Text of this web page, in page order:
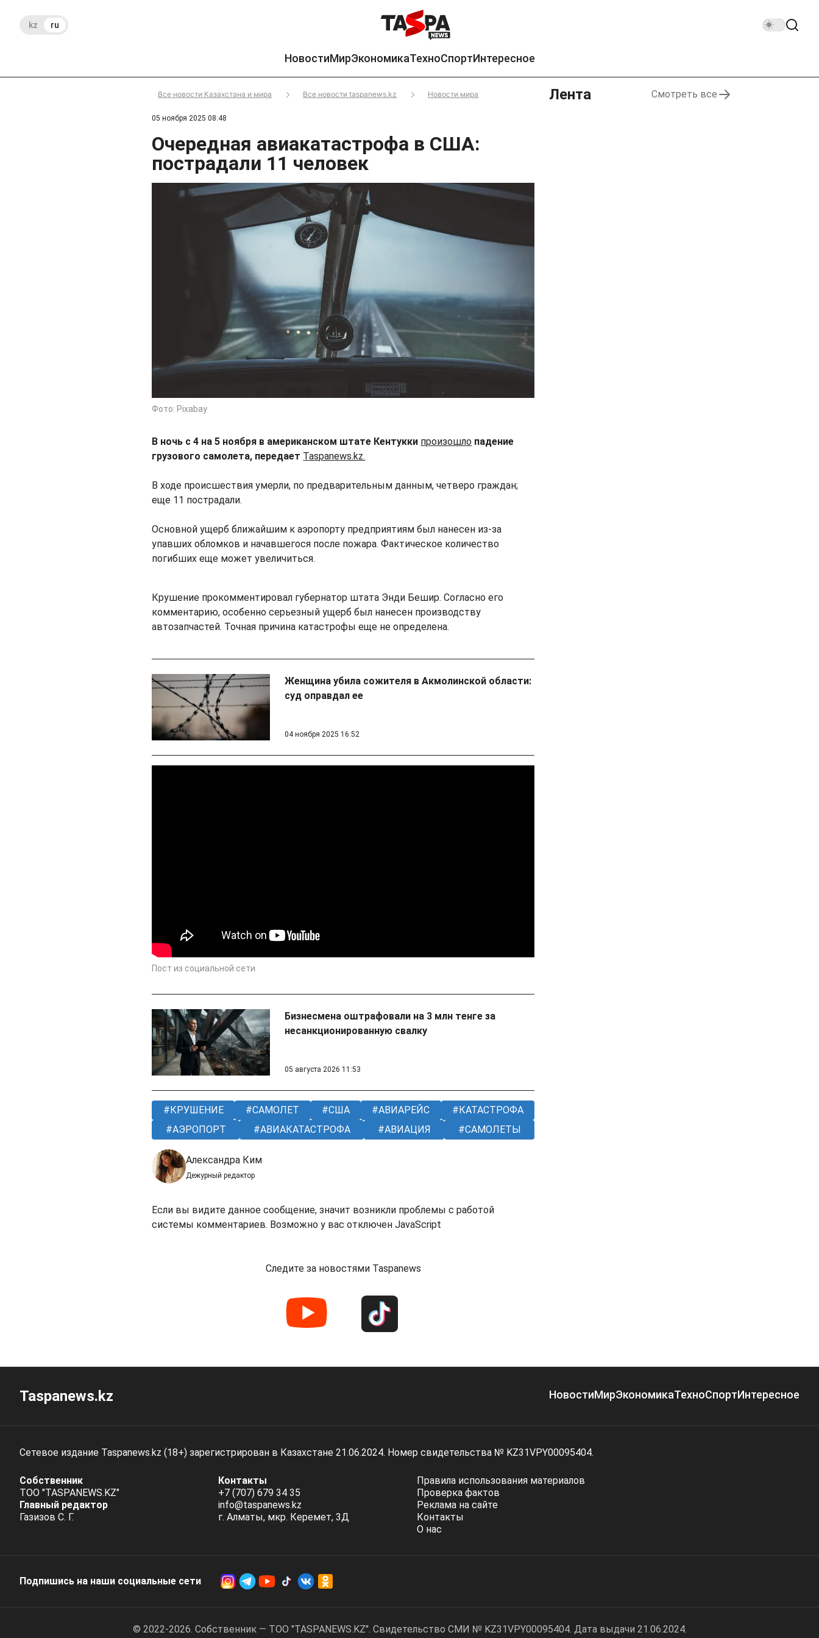
kz ru
НовостиМирЭкономикаТехноСпортИнтересное
Все новости Казахстана и мира Все новости taspanews.kz Новости мира
05 ноября 2025 08:48
Очередная авиакатастрофа в США:
пострадали 11 человек
Фото: Pixabay
В ночь с 4 на 5 ноября в американском штате Кентукки произошло падение
грузового самолета, передает Taspanews.kz.
В ходе происшествия умерли, по предварительным данным, четверо граждан;
еще 11 пострадали.
Основной ущерб ближайшим к аэропорту предприятиям был нанесен из-за
упавших обломков и начавшегося после пожара. Фактическое количество
погибших еще может увеличиться.
Крушение прокомментировал губернатор штата Энди Бешир. Согласно его
комментарию, особенно серьезный ущерб был нанесен производству
автозапчастей. Точная причина катастрофы еще не определена.
Женщина убила сожителя в Акмолинской области:
суд оправдал ее
04 ноября 2025 16:52
Пост из социальной сети
Бизнесмена оштрафовали на 3 млн тенге за
несанкционированную свалку
05 августа 2026 11:53
КРУШЕНИЕ САМОЛЕТ США АВИАРЕЙС
КАТАСТРОФА
АЭРОПОРТ
АВИАКАТАСТРОФА АВИАЦИЯ САМОЛЕТЫ
Александра Ким
Дежурный редактор
Если вы видите данное сообщение, значит возникли проблемы с работой
системы комментариев. Возможно у вас отключен JavaScript
Следите за новостями Taspanews
Лента Смотреть все
Taspanews.kz НовостиМирЭкономикаТехноСпортИнтересное
Сетевое издание Taspanews.kz (18+) зарегистрирован в Казахстане 21.06.2024. Номер свидетельства № KZ31VPY00095404.
Собственник
ТОО "TASPANEWS.KZ"
Главный редактор
Газизов С. Г.
Контакты
+7 (707) 679 34 35
info@taspanews.kz
г. Алматы, мкр. Керемет, 3Д
Правила использования материалов
Проверка фактов
Реклама на сайте
Контакты
О нас
Подпишись на наши социальные cети
© 2022-2026. Собственник — ТОО "TASPANEWS.KZ". Cвидетельство СМИ № KZ31VPY00095404. Дата выдачи 21.06.2024.